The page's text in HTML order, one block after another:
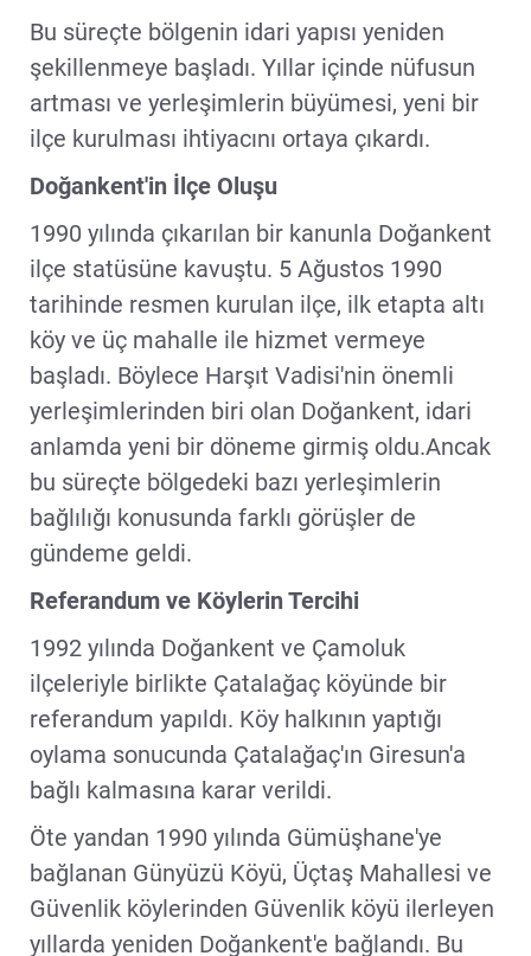
Bu süreçte bölgenin idari yapısı yeniden
şekillenmeye başladı. Yıllar içinde nüfusun
artması ve yerleşimlerin büyümesi, yeni bir
ilçe kurulması ihtiyacını ortaya çıkardı.
Doğankent'in İlçe Oluşu
1990 yılında çıkarılan bir kanunla Doğankent
ilçe statüsüne kavuştu. 5 Ağustos 1990
tarihinde resmen kurulan ilçe, ilk etapta altı
köy ve üç mahalle ile hizmet vermeye
başladı. Böylece Harşıt Vadisi'nin önemli
yerleşimlerinden biri olan Doğankent, idari
anlamda yeni bir döneme girmiş oldu.Ancak
bu süreçte bölgedeki bazı yerleşimlerin
bağlılığı konusunda farklı görüşler de
gündeme geldi.
Referandum ve Köylerin Tercihi
1992 yılında Doğankent ve Çamoluk
ilçeleriyle birlikte Çatalağaç köyünde bir
referandum yapıldı. Köy halkının yaptığı
oylama sonucunda Çatalağaç'ın Giresun'a
bağlı kalmasına karar verildi.
Öte yandan 1990 yılında Gümüşhane'ye
bağlanan Günyüzü Köyü, Üçtaş Mahallesi ve
Güvenlik köylerinden Güvenlik köyü ilerleyen
yıllarda yeniden Doğankent'e bağlandı. Bu